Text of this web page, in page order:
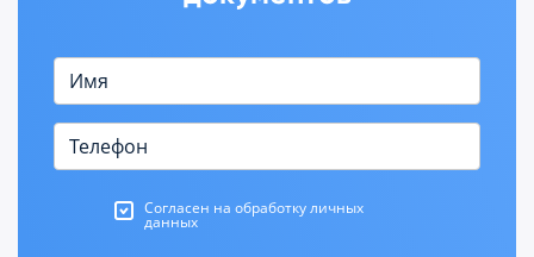
Согласен на обработку личных
данных